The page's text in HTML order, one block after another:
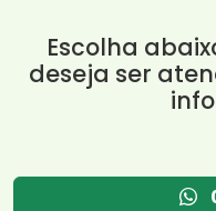
Escolha
deseja ser